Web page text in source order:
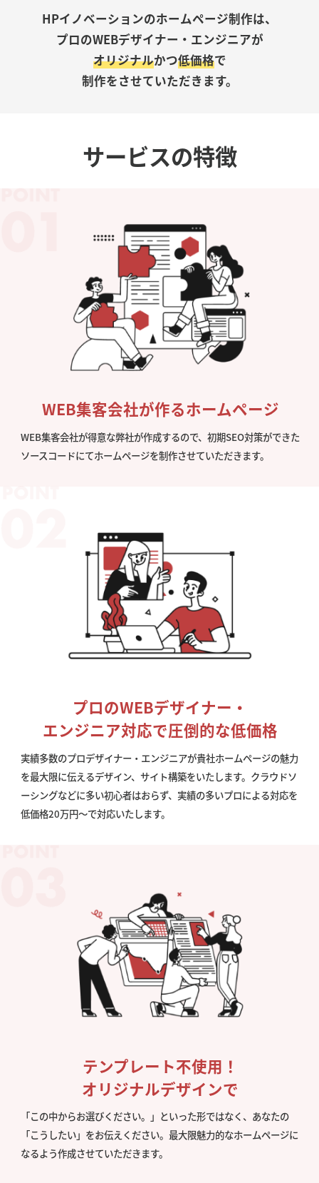
HPイノベーションのホームページ制作は、
プロのWEBデザイナー・エンジニアが
オリジナルかつ低価格で
制作をさせていただきます。
サービスの特徴
WEB集客会社が作るホームページ
WEB集客会社が得意な弊社が作成するので、初期SEO対策ができた
ソースコードにてホームページを制作させていただきます。
プロのWEBデザイナー・
エンジニア対応で圧倒的な低価格
実績多数のプロデザイナー・エンジニアが貴社ホームページの魅力
を最大限に伝えるデザイン、サイト構築をいたします。クラウドソ
ーシングなどに多い初心者はおらず、実績の多いプロによる対応を
低価格20万円〜で対応いたします。
テンプレート不使用！
オリジナルデザインで
「この中からお選びください。」といった形ではなく、あなたの
「こうしたい」をお伝えください。最大限魅力的なホームページに
なるよう作成させていただきます。